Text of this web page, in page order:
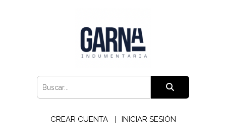
CREAR CUENTA INICIAR SESIÓN